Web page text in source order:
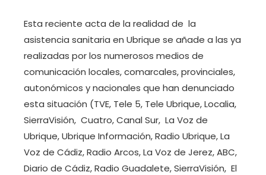
Esta reciente acta de la realidad de la
asistencia sanitaria en Ubrique se añade a las ya
realizadas por los numerosos medios de
comunicación locales, comarcales, provinciales,
autonómicos y nacionales que han denunciado
esta situación (TVE, Tele 5, Tele Ubrique, Localia,
SierraVisión, Cuatro, Canal Sur, La Voz de
Ubrique, Ubrique Información, Radio Ubrique, La
Voz de Cádiz, Radio Arcos, La Voz de Jerez, ABC,
Diario de Cádiz, Radio Guadalete, SierraVisión, El